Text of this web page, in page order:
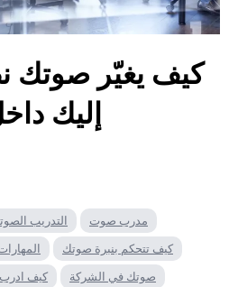
كيف يغيّر صوتك
إليك
التدريب
مدرب صوت
كيف تتحكم بنبرة صوتك
كيف
صوتك في الشركة